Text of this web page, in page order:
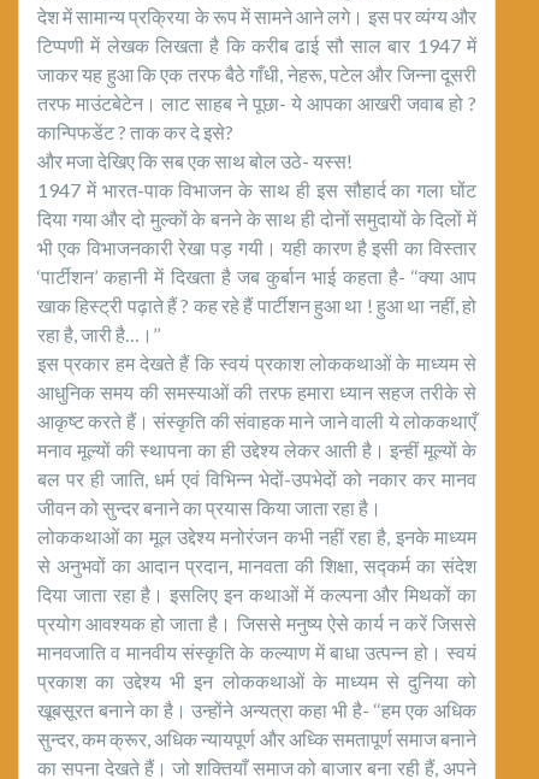
देश में सामान्य प्रक्रिया के रूप में सामने आने लगे। इस पर व्यंग्य और
टिप्पणी में लेखक लिखता है कि करीब ढाई सौ साल बार 1947 में
जाकर यह हुआ कि एक तरफ बैठे गाँधी, नेहरू, पटेल और जिन्ना दूसरी
तरफ माउंटबेटेन। लाट साहब ने पूछा- ये आपका आखरी जवाब हो ?
कान्पिफडेंट ? ताक कर दे इसे?
और मजा देखिए कि सब एक साथ बोल उठे- यस्स!
1947 में भारत-पाक विभाजन के साथ ही इस सौहार्द का गला घोंट
दिया गया और दो मुल्कों के बनने के साथ ही दोनों समुदायों के दिलों में
भी एक विभाजनकारी रेखा पड़ गयी। यही कारण है इसी का विस्तार
‘पार्टीशन’ कहानी में दिखता है जब कुर्बान भाई कहता है- ‘‘क्या आप
खाक हिस्ट्री पढ़ाते हैं ? कह रहे हैं पार्टीशन हुआ था ! हुआ था नहीं, हो
रहा है, जारी है…।’’
इस प्रकार हम देखते हैं कि स्वयं प्रकाश लोककथाओं के माध्यम से
आधुनिक समय की समस्याओं की तरफ हमारा ध्यान सहज तरीके से
आकृष्ट करते हैं। संस्कृति की संवाहक माने जाने वाली ये लोककथाएँ
मनाव मूल्यों की स्थापना का ही उद्देश्य लेकर आती है। इन्हीं मूल्यों के
बल पर ही जाति, धर्म एवं विभिन्न भेदों-उपभेदों को नकार कर मानव
जीवन को सुन्दर बनाने का प्रयास किया जाता रहा है।
लोककथाओं का मूल उद्देश्य मनोरंजन कभी नहीं रहा है, इनके माध्यम
से अनुभवों का आदान प्रदान, मानवता की शिक्षा, सद्कर्म का संदेश
दिया जाता रहा है। इसलिए इन कथाओं में कल्पना और मिथकों का
प्रयोग आवश्यक हो जाता है। जिससे मनुष्य ऐसे कार्य न करें जिससे
मानवजाति व मानवीय संस्कृति के कल्याण में बाधा उत्पन्न हो। स्वयं
प्रकाश का उद्देश्य भी इन लोककथाओं के माध्यम से दुनिया को
खूबसूरत बनाने का है। उन्होंने अन्यत्रा कहा भी है- ‘‘हम एक अधिक
सुन्दर, कम क्रूर, अधिक न्यायपूर्ण और अध्कि समतापूर्ण समाज बनाने
का सपना देखते हैं। जो शक्तियाँ समाज को बाजार बना रही हैं, अपने